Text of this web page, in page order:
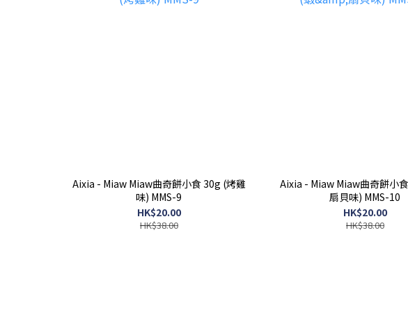
Aixia - Miaw Miaw曲奇餅小食 30g (烤雞
味) MMS-9
HK$20.00
HK$38.00
Aixia - Miaw Miaw曲奇餅小
扇貝味) MMS-10
HK$20.00
HK$38.00